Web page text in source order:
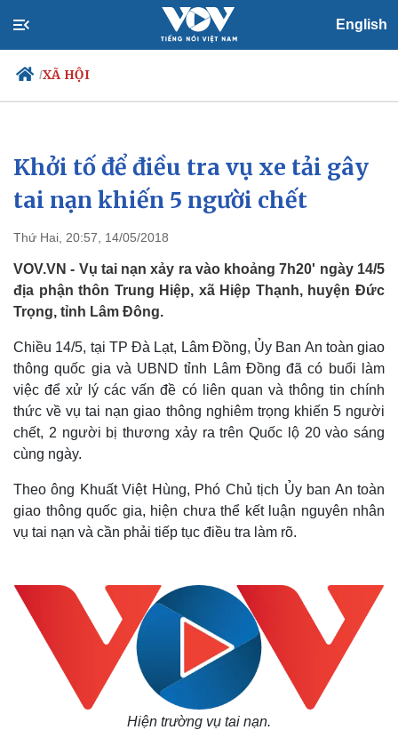
English
/XÃ HỘI
Chính trị
Đảng
Tổ chức nhân sự
Nhận diện sự thật
Xã hội
Tin 24h
Dự báo thời tiết
Việc làm
Biển đảo
Khởi tố để điều tra vụ xe tải gây
tai nạn khiến 5 người chết
Thứ Hai, 20:57, 14/05/2018
VOV.VN - Vụ tai nạn xảy ra vào khoảng 7h20' ngày 14/5
địa phận thôn Trung Hiệp, xã Hiệp Thạnh, huyện Đức
Trọng, tỉnh Lâm Đông.
Chiều 14/5, tại TP Đà Lạt, Lâm Đồng, Ủy Ban An toàn giao
thông quốc gia và UBND tỉnh Lâm Đồng đã có buổi làm
việc để xử lý các vấn đề có liên quan và thông tin chính
thức về vụ tai nạn giao thông nghiêm trọng khiến 5 người
chết, 2 người bị thương xảy ra trên Quốc lộ 20 vào sáng
cùng ngày.
Theo ông Khuất Việt Hùng, Phó Chủ tịch Ủy ban An toàn
giao thông quốc gia, hiện chưa thể kết luận nguyên nhân
vụ tai nạn và cần phải tiếp tục điều tra làm rõ.
Hiện trường vụ tai nạn.